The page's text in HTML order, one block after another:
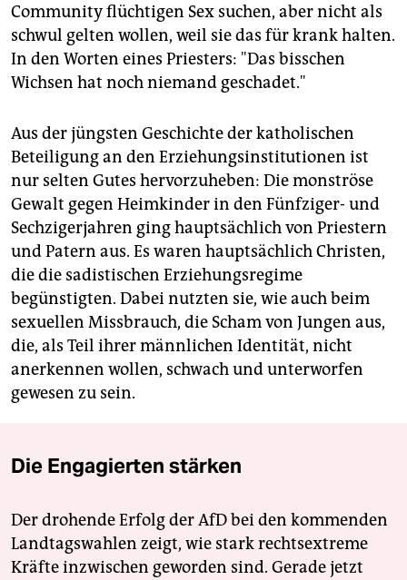
Community flüchtigen Sex suchen, aber nicht als
schwul gelten wollen, weil sie das für krank halten.
In den Worten eines Priesters: "Das bisschen
Wichsen hat noch niemand geschadet."
Aus der jüngsten Geschichte der katholischen
Beteiligung an den Erziehungsinstitutionen ist
nur selten Gutes hervorzuheben: Die monströse
Gewalt gegen Heimkinder in den Fünfziger- und
Sechzigerjahren ging hauptsächlich von Priestern
und Patern aus. Es waren hauptsächlich Christen,
die die sadistischen Erziehungsregime
begünstigten. Dabei nutzten sie, wie auch beim
sexuellen Missbrauch, die Scham von Jungen aus,
die, als Teil ihrer männlichen Identität, nicht
anerkennen wollen, schwach und unterworfen
gewesen zu sein.
Die Engagierten stärken
Der drohende Erfolg der AfD bei den kommenden
Landtagswahlen zeigt, wie stark rechtsextreme
Kräfte inzwischen geworden sind. Gerade jetzt